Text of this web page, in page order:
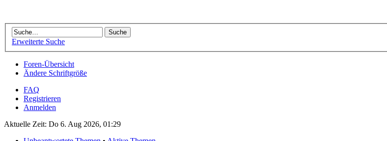
Erweiterte Suche
Foren-Übersicht
Ändere Schriftgröße
FAQ
Registrieren
Anmelden
Aktuelle Zeit: Do 6. Aug 2026, 01:29